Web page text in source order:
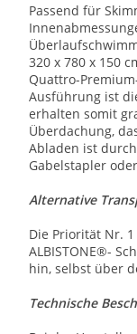
Passend für
320 x 780 x 150
Quattro-
Ausführung ist
erhalten somit
Überdachung,
Abladen ist
Gabelstapler
Alternative
Die Priorität Nr.
ALBISTONE®-
hin, selbst über
Technische